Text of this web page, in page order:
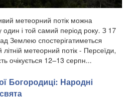
метеорний потік можна
один і той самий період року. З 17
Землею спостерігатиметься
метеорний потік - Персеїди,
очікується 12–13 серпн...
Богородиці: Народні